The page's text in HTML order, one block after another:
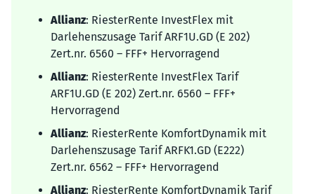
Allianz: RiesterRente InvestFlex mit
Darlehenszusage Tarif ARF1U.GD (E 202)
Zert.nr. 6560 – FFF+ Hervorragend
Allianz: RiesterRente InvestFlex Tarif
ARF1U.GD (E 202) Zert.nr. 6560 – FFF+
Hervorragend
Allianz: RiesterRente KomfortDynamik mit
Darlehenszusage Tarif ARFK1.GD (E222)
Zert.nr. 6562 – FFF+ Hervorragend
Allianz: RiesterRente KomfortDynamik Tarif